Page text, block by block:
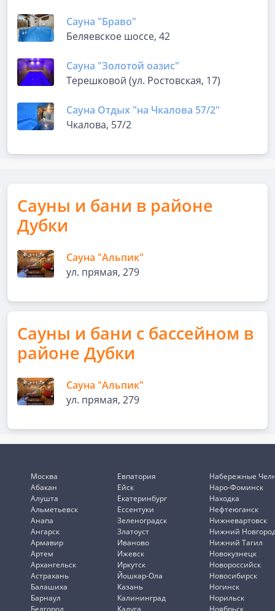
Сауна "Браво"
Беляевское шоссе, 42
Сауна "Золотой оазис"
Терешковой (ул. Ростовская, 17)
Сауна Отдых "на Чкалова 57/2"
Чкалова, 57/2
Сауны и бани в районе
Дубки
Сауна "Альпик"
ул. прямая, 279
Сауны и бани с бассейном в
районе Дубки
Сауна "Альпик"
ул. прямая, 279
Москва
Абакан
Алушта
Альметьевск
Анапа
Ангарск
Армавир
Артем
Архангельск
Астрахань
Балашиха
Барнаул
Белгород
Евпатория
Ейск
Екатеринбург
Ессентуки
Зеленоградск
Златоуст
Иваново
Ижевск
Иркутск
Йошкар-Ола
Казань
Калининград
Калуга
Набережные
Наро-Фоминск
Находка
Нефтеюганск
Нижневартовск
Нижний
Нижний Тагил
Новокузнецк
Новороссийск
Новосибирск
Ногинск
Норильск
Ноябрьск